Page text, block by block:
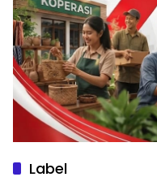
Label